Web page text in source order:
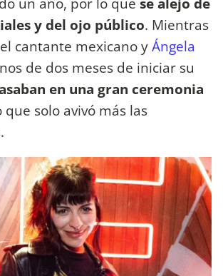
y del ojo público. Mientras
cantante mexicano yÁngela
de dos meses de iniciar su
en una gran ceremonia
que solo avivó más las